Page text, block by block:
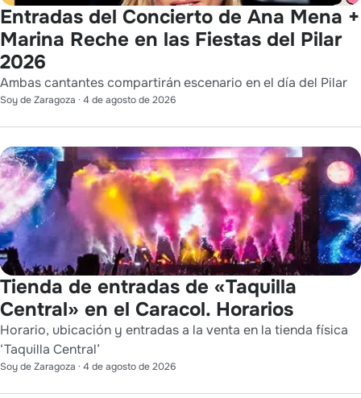
Entradas del Concierto de Ana Mena +
Marina Reche en las Fiestas del Pilar
2026
Ambas cantantes compartirán escenario en el día del Pilar
Soy de Zaragoza · 4 de agosto de 2026
Tienda de entradas de «Taquilla
Central» en el Caracol. Horarios
Horario, ubicación y entradas a la venta en la tienda física
‘Taquilla Central’
Soy de Zaragoza · 4 de agosto de 2026